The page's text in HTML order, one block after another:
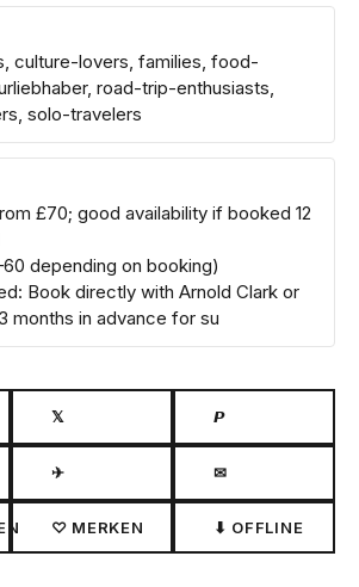
culture-lovers, families, food-
road-trip-enthusiasts,
solo-travelers
£70; good availability if booked 12
depending on booking)
Book directly with Arnold Clark or
months in advance for su
𝕏 𝙋
✈ ✉
♡ MERKEN ⬇ OFFLINE